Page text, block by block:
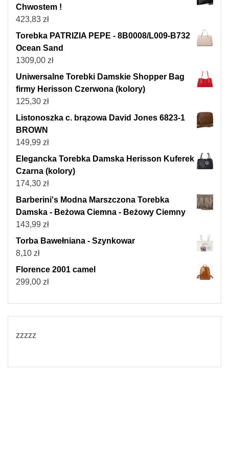
Chwostem !
423,83 zł
Torebka PATRIZIA PEPE - 8B0008/L009-B732
Ocean Sand
1309,00 zł
Uniwersalne Torebki Damskie Shopper Bag
firmy Herisson Czerwona (kolory)
125,30 zł
Listonoszka c. brązowa David Jones 6823-1
BROWN
149,99 zł
Elegancka Torebka Damska Herisson Kuferek
Czarna (kolory)
174,30 zł
Barberini's Modna Marszczona Torebka
Damska - Beżowa Ciemna - Beżowy Ciemny
143,99 zł
Torba Bawełniana - Szynkowar
8,10 zł
Florence 2001 camel
299,00 zł
zzzzz